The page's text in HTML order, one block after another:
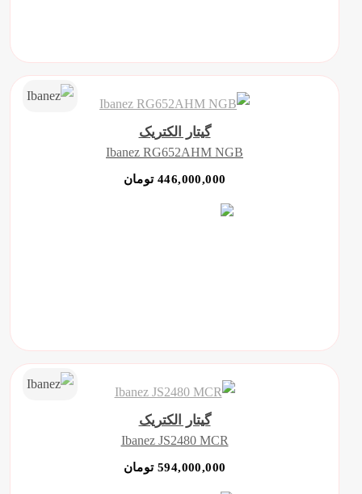
گیتار الکتریک
Ibanez RG652AHM NGB
446,000,000 تومان
گیتار الکتریک
Ibanez JS2480 MCR
594,000,000 تومان